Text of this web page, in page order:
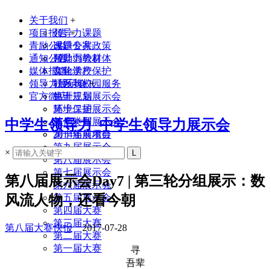
关于我们 +
领导力课题
课题专家
领导力教材
实验学校
联系我们
项目报告 +
改进公共政策
帮助弱势群体
文化遗产保护
社区与校园服务
生涯规划
环境保护
其他类型
2014年前项目
青励公益
通知公告
媒体报道
领导力展示会 +
第十三届展示会
第十二届展示会
第十一届展示会
第十届展示会
第九届展示会
第八届展示会
第七届展示会
第六届展示会
第五届展示会
第四届大赛
第三届大赛
第二届大赛
第一届大赛
官方微店
中学生领导力_中学生领导力展示会
×
第八届展示会Day7 | 第三轮分组展示：数
风流人物，还看今朝
第八届大赛快报2017-07-28
寻
吾辈